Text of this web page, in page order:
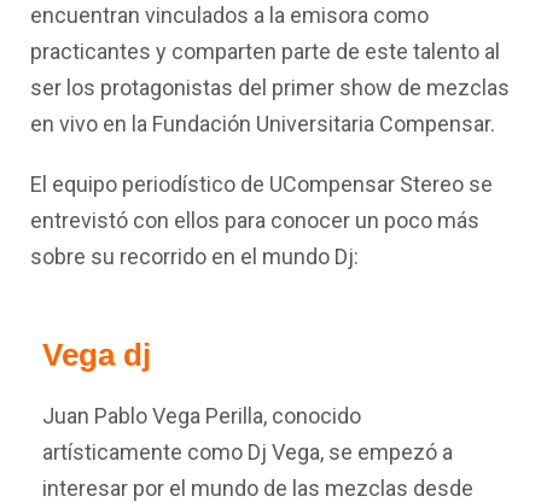
encuentran vinculados a la emisora como
practicantes y comparten parte de este talento al
ser los protagonistas del primer show de mezclas
en vivo en la Fundación Universitaria Compensar.
El equipo periodístico de UCompensar Stereo se
entrevistó con ellos para conocer un poco más
sobre su recorrido en el mundo Dj:
Vega dj
Juan Pablo Vega Perilla, conocido
artísticamente como Dj Vega, se empezó a
interesar por el mundo de las mezclas desde